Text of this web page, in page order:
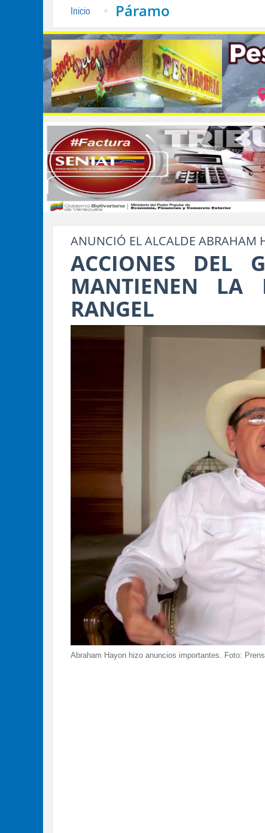
Inicio Páramo
ANUNCIÓ EL ALCALDE ABRAHAM
ACCIONES DEL
MANTIENEN LA
RANGEL
Abraham Hayon hizo anuncios importantes. Foto: